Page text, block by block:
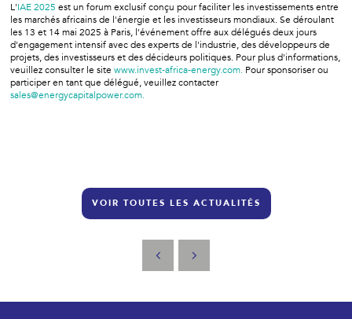
L'IAE 2025 est un forum exclusif conçu pour faciliter les investissements entre
les marchés africains de l'énergie et les investisseurs mondiaux. Se déroulant
les 13 et 14 mai 2025 à Paris, l'événement offre aux délégués deux jours
d'engagement intensif avec des experts de l'industrie, des développeurs de
projets, des investisseurs et des décideurs politiques. Pour plus d'informations,
veuillez consulter le site www.invest-africa-energy.com. Pour sponsoriser ou
participer en tant que délégué, veuillez contacter
sales@energycapitalpower.com.
VOIR TOUTES LES ACTUALITÉS